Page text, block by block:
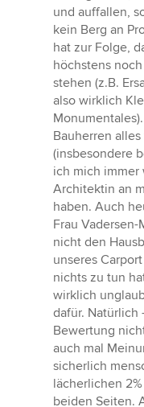
und auffallen,
kein Berg an
hat zur Folge,
höchstens
stehen (z.B.
also wirklich
Bauherren
(insbesondere
ich mich
Architektin an
haben. Auch
Frau
nicht den
unseres
nichts zu tun
wirklich
dafür. Natürlich
Bewertung
auch mal
sicherlich
lächerlichen
beiden Seiten.